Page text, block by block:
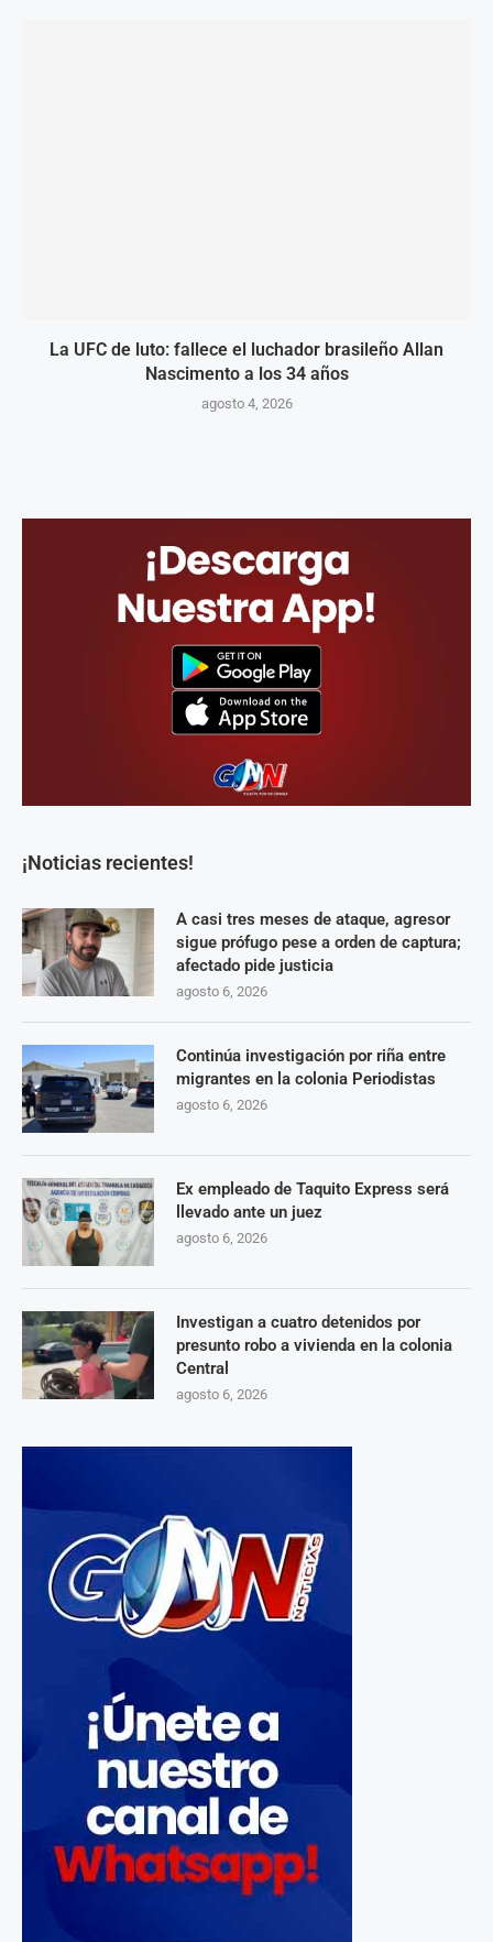
La UFC de luto: fallece el luchador brasileño Allan
Nascimento a los 34 años
agosto 4, 2026
¡Noticias recientes!
A casi tres meses de ataque, agresor
sigue prófugo pese a orden de captura;
afectado pide justicia
agosto 6, 2026
Continúa investigación por riña entre
migrantes en la colonia Periodistas
agosto 6, 2026
Ex empleado de Taquito Express será
llevado ante un juez
agosto 6, 2026
Investigan a cuatro detenidos por
presunto robo a vivienda en la colonia
Central
agosto 6, 2026